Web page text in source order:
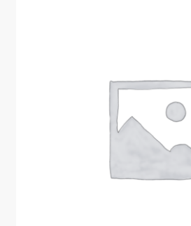
Юридические данные